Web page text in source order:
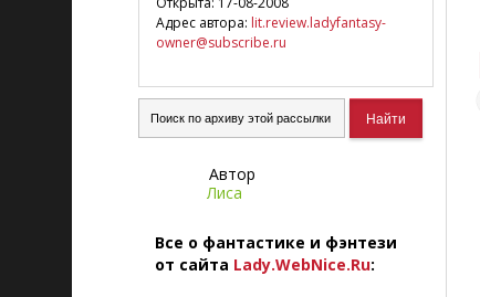
Адрес автора: lit.review.ladyfantasy-
owner@subscribe.ru
Автор
Лиса
Все о фантастике и фэнтези
от сайта Lady.WebNice.Ru: